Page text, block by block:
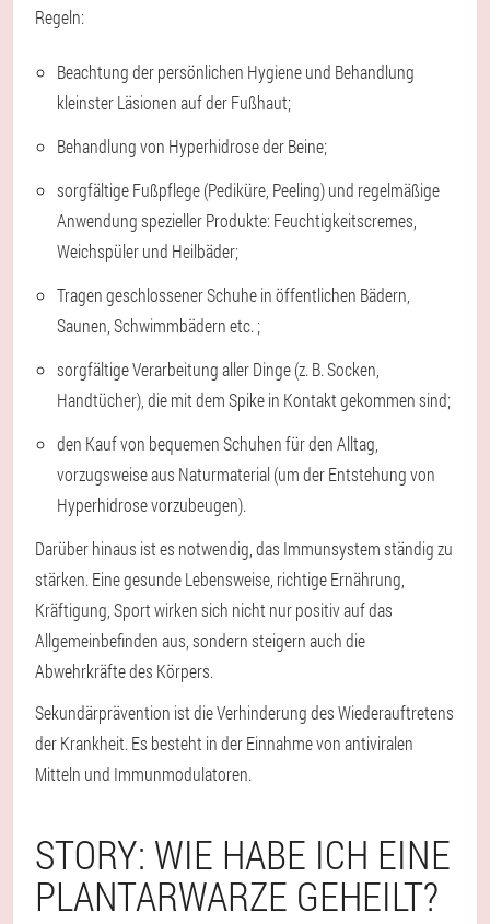
Regeln:
Beachtung der persönlichen Hygiene und Behandlung
kleinster Läsionen auf der Fußhaut;
Behandlung von Hyperhidrose der Beine;
sorgfältige Fußpflege (Pediküre, Peeling) und regelmäßige
Anwendung spezieller Produkte: Feuchtigkeitscremes,
Weichspüler und Heilbäder;
Tragen geschlossener Schuhe in öffentlichen Bädern,
Saunen, Schwimmbädern etc. ;
sorgfältige Verarbeitung aller Dinge (z. B. Socken,
Handtücher), die mit dem Spike in Kontakt gekommen sind;
den Kauf von bequemen Schuhen für den Alltag,
vorzugsweise aus Naturmaterial (um der Entstehung von
Hyperhidrose vorzubeugen).
Darüber hinaus ist es notwendig, das Immunsystem ständig zu
stärken. Eine gesunde Lebensweise, richtige Ernährung,
Kräftigung, Sport wirken sich nicht nur positiv auf das
Allgemeinbefinden aus, sondern steigern auch die
Abwehrkräfte des Körpers.
Sekundärprävention ist die Verhinderung des Wiederauftretens
der Krankheit. Es besteht in der Einnahme von antiviralen
Mitteln und Immunmodulatoren.
STORY: WIE HABE ICH EINE
PLANTARWARZE GEHEILT?